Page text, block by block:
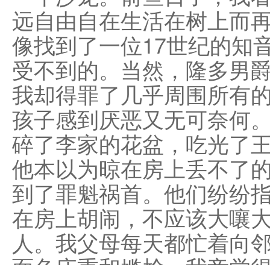
远自由自在生活在树上而
像找到了一位17世纪的知
受不到的。当然，隆多男
我却得罪了几乎周围所有
孩子感到厌恶又无可奈何
碎了李家的花盆，吃光了
他本以为晾在房上丢不了
到了罪魁祸首。他们纷纷
在房上胡闹，不应该大嚷
人。我父母每天都忙着向